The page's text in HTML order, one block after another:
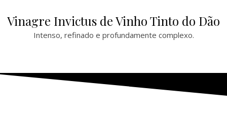
Vinagre Invictus de Vinho Tinto do Dão
Intenso, refinado e profundamente complexo.